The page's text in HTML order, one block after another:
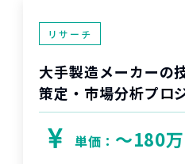
リサーチ
大手製造メーカーの
策定・市場分析プロ
単価： 〜180